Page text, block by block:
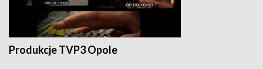
Produkcje TVP3 Opole